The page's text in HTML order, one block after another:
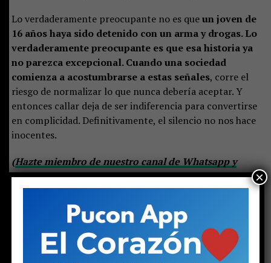
Lo verdaderamente preocupante no es queun joven de
16 años haya sido detenido con un arma y drogas. Lo
verdaderamente preocupante es que esa historia ya
no parezca excepcional. Cuando una sociedad
comienza a acostumbrarse a estas señales, corre el
riesgo de normalizar lo que nunca debería aceptar. Y
entonces callar deja de ser indiferencia para convertirse
en complicidad. Definitivamente, el silencio no nos hace
inocentes.
(Hazte miembro de nuestro canal de Whatsapp y
recibe las noticias primero)
Share this:
Facebook X
×